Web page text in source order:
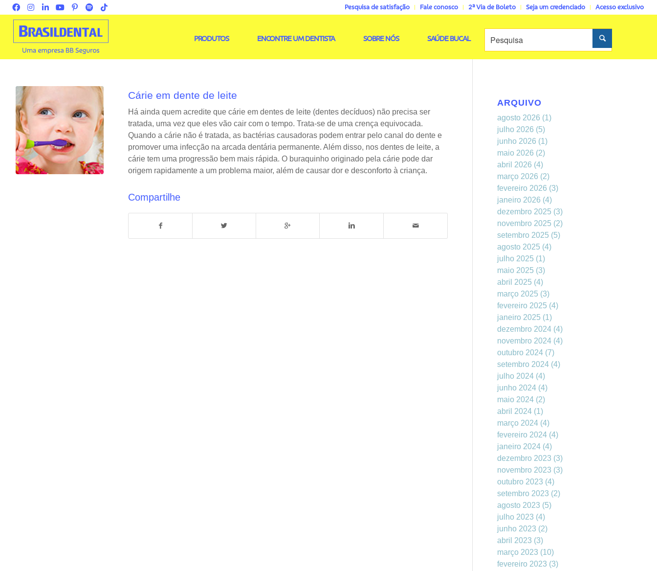
Pesquisa de satisfação Fale conosco 2ª Via de Boleto Seja um credenciado Acesso exclusivo
PRODUTOS ENCONTRE UM DENTISTA SOBRE NÓS SAÚDE BUCAL
Cárie em dente de leite
Há ainda quem acredite que cárie em dentes de leite (dentes decíduos) não precisa ser
tratada, uma vez que eles vão cair com o tempo. Trata-se de uma crença equivocada.
Quando a cárie não é tratada, as bactérias causadoras podem entrar pelo canal do dente e
promover uma infecção na arcada dentária permanente. Além disso, nos dentes de leite, a
cárie tem uma progressão bem mais rápida. O buraquinho originado pela cárie pode dar
origem rapidamente a um problema maior, além de causar dor e desconforto à criança.
Compartilhe
ARQUIVO
agosto 2026 (1)
julho 2026 (5)
junho 2026 (1)
maio 2026 (2)
abril 2026 (4)
março 2026 (2)
fevereiro 2026 (3)
janeiro 2026 (4)
dezembro 2025 (3)
novembro 2025 (2)
setembro 2025 (5)
agosto 2025 (4)
julho 2025 (1)
maio 2025 (3)
abril 2025 (4)
março 2025 (3)
fevereiro 2025 (4)
janeiro 2025 (1)
dezembro 2024 (4)
novembro 2024 (4)
outubro 2024 (7)
setembro 2024 (4)
julho 2024 (4)
junho 2024 (4)
maio 2024 (2)
abril 2024 (1)
março 2024 (4)
fevereiro 2024 (4)
janeiro 2024 (4)
dezembro 2023 (3)
novembro 2023 (3)
outubro 2023 (4)
setembro 2023 (2)
agosto 2023 (5)
julho 2023 (4)
junho 2023 (2)
abril 2023 (3)
março 2023 (10)
fevereiro 2023 (3)